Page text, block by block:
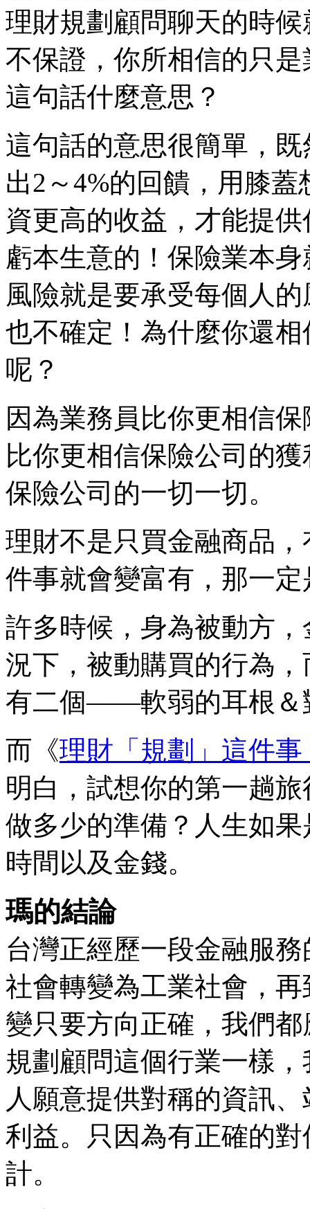
理財規劃顧問聊天的時
不保證，你所相信的只
這句話什麼意思？
這句話的意思很簡單，
出2～4%的回饋，用膝
資更高的收益，才能提
虧本生意的！保險業本
風險就是要承受每個人
也不確定！為什麼你還
呢？
因為業務員比你更相信
比你更相信保險公司的
保險公司的一切一切。
理財不是只買金融商品
件事就會變富有，那一
許多時候，身為被動方
況下，被動購買的行為
有二個——軟弱的耳根＆
而《理財「規劃」這件
明白，試想你的第一趟
做多少的準備？人生如
時間以及金錢。
瑪的結論
台灣正經歷一段金融服
社會轉變為工業社會，
變只要方向正確，我們
規劃顧問這個行業一樣
人願意提供對稱的資訊
利益。只因為有正確的
計。